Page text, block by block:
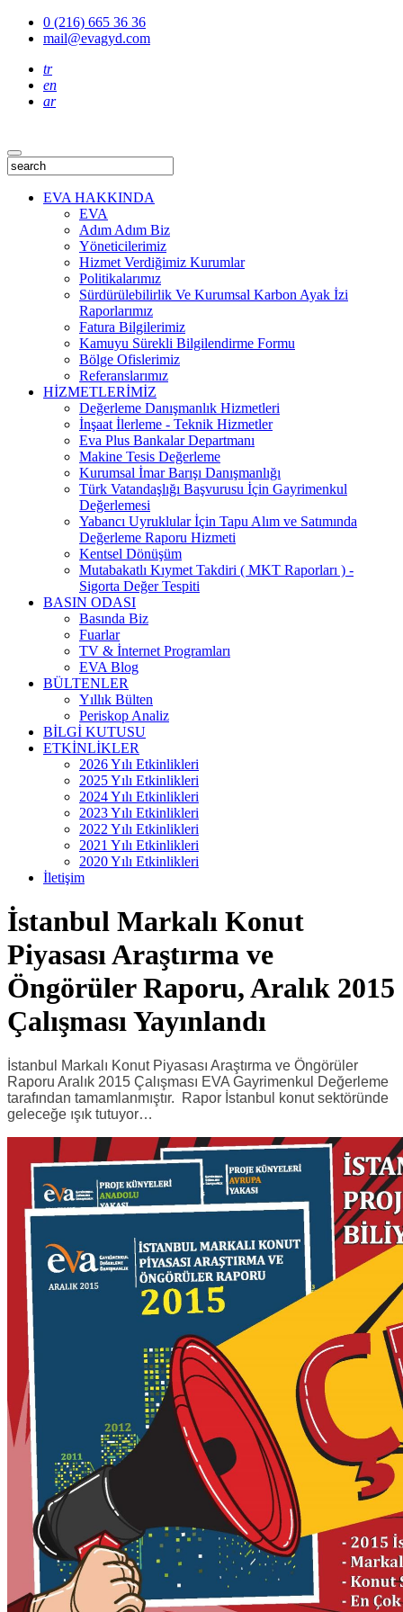
0 (216) 665 36 36
mail@evagyd.com
tr
en
ar
EVA HAKKINDA
EVA
Adım Adım Biz
Yöneticilerimiz
Hizmet Verdiğimiz Kurumlar
Politikalarımız
Sürdürülebilirlik Ve Kurumsal Karbon Ayak İzi
Raporlarımız
Fatura Bilgilerimiz
Kamuyu Sürekli Bilgilendirme Formu
Bölge Ofislerimiz
Referanslarımız
HİZMETLERİMİZ
Değerleme Danışmanlık Hizmetleri
İnşaat İlerleme - Teknik Hizmetler
Eva Plus Bankalar Departmanı
Makine Tesis Değerleme
Kurumsal İmar Barışı Danışmanlığı
Türk Vatandaşlığı Başvurusu İçin Gayrimenkul
Değerlemesi
Yabancı Uyruklular İçin Tapu Alım ve Satımında
Değerleme Raporu Hizmeti
Kentsel Dönüşüm
Mutabakatlı Kıymet Takdiri ( MKT Raporları ) -
Sigorta Değer Tespiti
BASIN ODASI
Basında Biz
Fuarlar
TV & İnternet Programları
EVA Blog
BÜLTENLER
Yıllık Bülten
Periskop Analiz
BİLGİ KUTUSU
ETKİNLİKLER
2026 Yılı Etkinlikleri
2025 Yılı Etkinlikleri
2024 Yılı Etkinlikleri
2023 Yılı Etkinlikleri
2022 Yılı Etkinlikleri
2021 Yılı Etkinlikleri
2020 Yılı Etkinlikleri
İletişim
İstanbul Markalı Konut
Piyasası Araştırma ve
Öngörüler Raporu, Aralık 2015
Çalışması Yayınlandı
İstanbul Markalı Konut Piyasası Araştırma ve Öngörüler
Raporu Aralık 2015 Çalışması EVA Gayrimenkul Değerleme
tarafından tamamlanmıştır. Rapor İstanbul konut sektöründe
geleceğe ışık tutuyor…